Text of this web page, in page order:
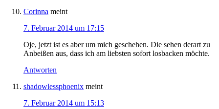
Corinna meint
7. Februar 2014 um 17:15
Oje, jetzt ist es aber um mich geschehen. Die sehen derart zu
Anbeißen aus, dass ich am liebsten sofort losbacken möchte.
Antworten
shadowlessphoenix meint
7. Februar 2014 um 15:13